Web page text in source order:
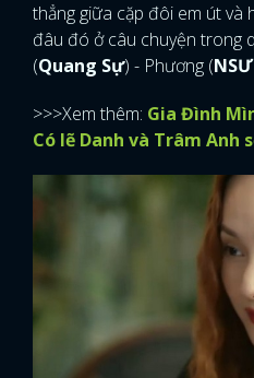
thẳng giữa cặp đôi em út và
đâu đó ở câu chuyện trong
(Quang Sự) - Phương (
>>>Xem thêm: Gia Đình
Có lẽ Danh và Trâm Anh